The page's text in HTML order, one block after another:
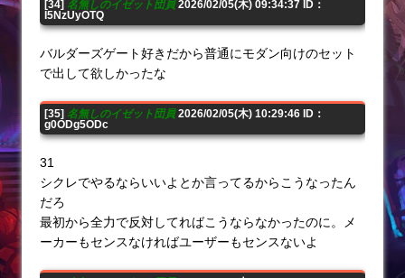
[34] 名無しのイゼット団員2026/02/05(木) 09:34:37 ID：
I5NzUyOTQ
バルダーズゲート好きだから普通にモダン向けのセット
で出して欲しかったな
[35] 名無しのイゼット団員2026/02/05(木) 10:29:46 ID：
g0ODg5ODc
31
シクレでやるならいいよとか言ってるからこうなったん
だろ
最初から全力で反対してればこうならなかったのに。メ
ーカーもセンスなければユーザーもセンスないよ